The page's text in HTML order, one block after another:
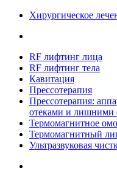
Хирургическое
RF лифтинг лица
RF лифтинг тела
Кавитация
Прессотерапия
Прессотерапия:
отеками и лишними
Термомагнитное
Термомагнитный
Ультразвуковая